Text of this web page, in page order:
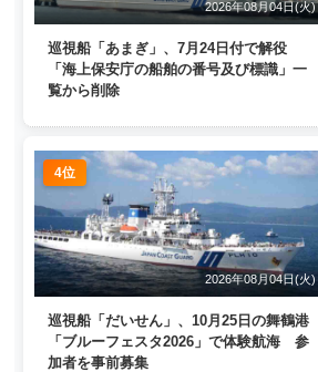
2026年08月04日(火)
巡視船「あまぎ」、7月24日付で解役
「海上保安庁の船舶の番号及び標識」一
覧から削除
4位
2026年08月04日(火)
巡視船「だいせん」、10月25日の舞鶴港
「ブルーフェスタ2026」で体験航海 参
加者を事前募集